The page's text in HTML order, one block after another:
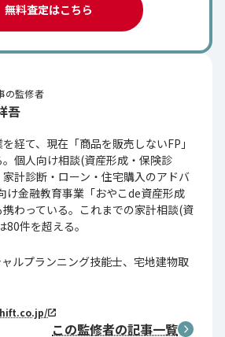
無料査定はこちら
の監修者
吾
経て、現在「商品を販売しないFP」
個人向け相談(資産形成・保険診
計診断・ローン・住宅購入のアドバ
け金融教育事業「おやこde資産形成
わっている。これまでの家計相談(資
件を超える。
ルプランニング技能士、宅地建物取
この監修者の記事一覧